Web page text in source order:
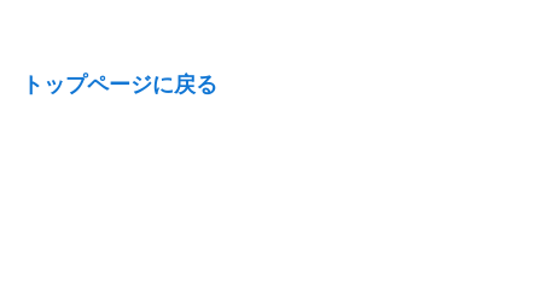
トップページに戻る